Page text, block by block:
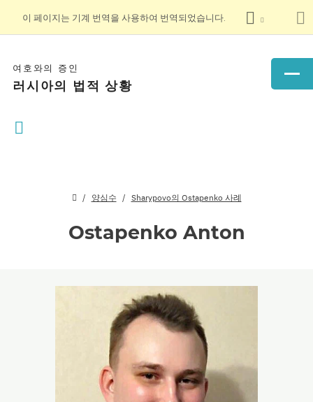
이 페이지는 기계 번역을 사용하여 번역되었습니다.
여호와의 증인
러시아의 법적 상황
양심수 Sharypovo의 Ostapenko 사례
Ostapenko Anton